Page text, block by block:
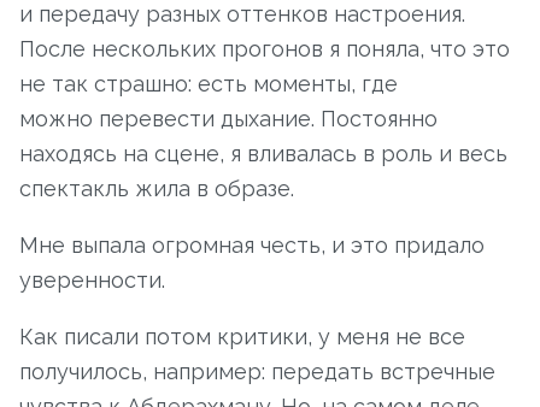
и передачу разных оттенков настроения.
После нескольких прогонов я поняла, что это
не так страшно: есть моменты, где
можно перевести дыхание. Постоянно
находясь на сцене, я вливалась в роль и весь
спектакль жила в образе.
Мне выпала огромная честь, и это придало
уверенности.
Как писали потом критики, у меня не все
получилось, например: передать встречные